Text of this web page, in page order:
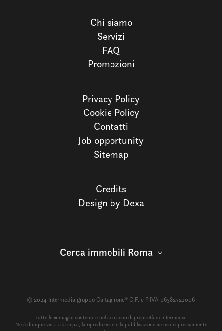
Chi siamo
Servizi
FAQ
Promozioni
Privacy Policy
Cookie Policy
Contatti
Job opportunity
Sitemap
Credits
Design by Dexa
Cerca immobili Roma
© 2024 Intermedia gruppo Caltagirone® C.F. e P.IVA 06382721006
Tutte le immagini contenute nel sito sono di proprietà di Intermedia.
Ne è dunque vietata la copia, la riproduzione e la pubblicazione se non espressamente